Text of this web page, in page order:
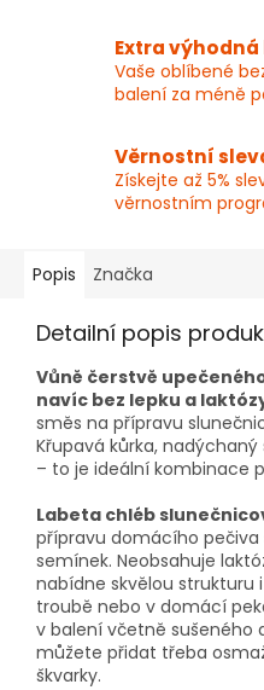
Extra
Vaše oblíbené
balení za méně
Věrnostní
Získejte až 5%
věrnostním
Popis Značka
Detailní popis
Vůně čerstvě
navíc bez lepku a
směs na přípravu
Křupavá kůrka,
– to je ideální kombinace
Labeta chléb
přípravu domácího
semínek. Neobsahuje
nabídne skvělou strukturu
troubě nebo v domácí
v balení včetně sušeného
můžete přidat třeba
škvarky.